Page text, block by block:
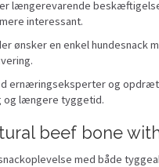
længerevarende
interessant.
ønsker en enkel
ernæringseksperter og
og længere tyggetid.
beef bone
med både